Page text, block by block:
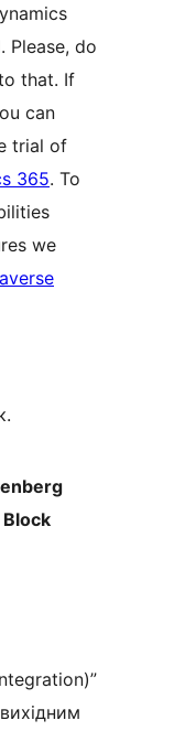
Please, do
that. If
can
trial of
365. To
we